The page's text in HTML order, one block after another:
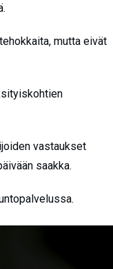
mutta eivät
vastaukset
saakka.